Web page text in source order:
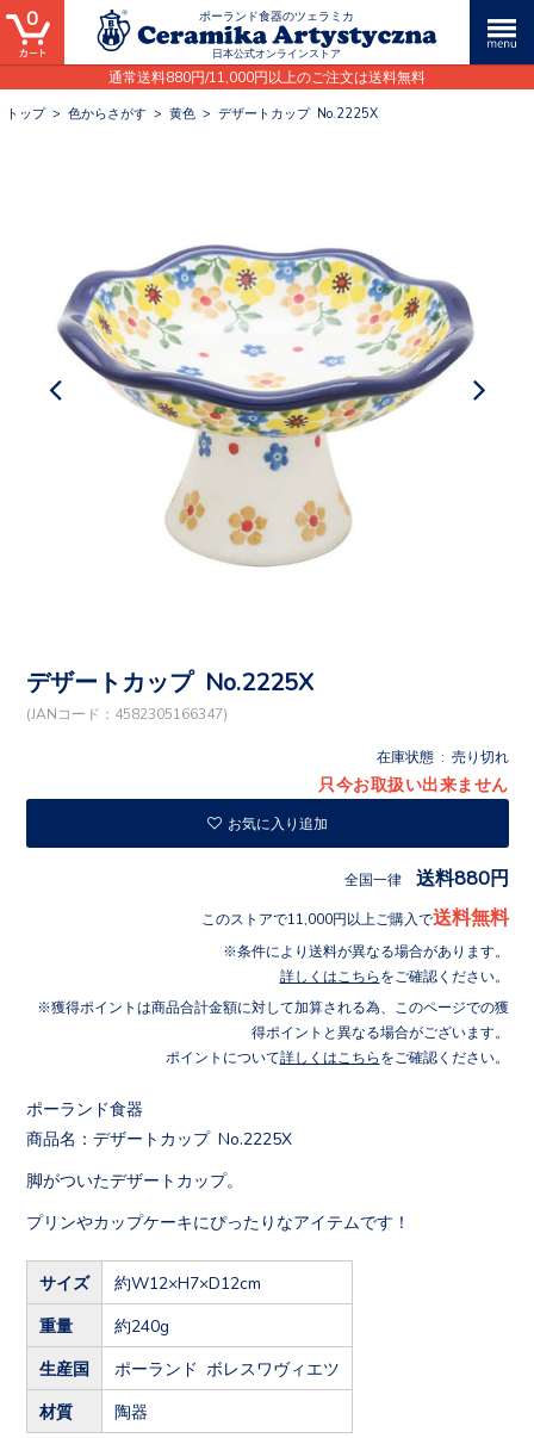
ポーランド食器のツェラミカ
日本公式オンラインストア
通常送料880円/11,000円以上のご注文は送料無料
0
トップ> 色からさがす > 黄色 > デザートカップ No.2225X
デザートカップ No.2225X
(JANコード：4582305166347)
在庫状態 : 売り切れ
只今お取扱い出来ません
お気に入り追加
全国一律 送料880円
このストアで11,000円以上ご購入で送料無料
条件により送料が異なる場合があります。
詳しくはこちら をご確認ください。
獲得ポイントは商品合計金額に対して加算される為、このページでの獲
得ポイントと異なる場合がございます。
ポイントについて詳しくはこちら をご確認ください。
ポーランド食器
商品名：デザートカップ No.2225X
脚がついたデザートカップ。
プリンやカップケーキにぴったりなアイテムです！
サイズ 約W12×H7×D12cm
重量 約240g
生産国 ポーランド ボレスワヴィエツ
材質 陶器